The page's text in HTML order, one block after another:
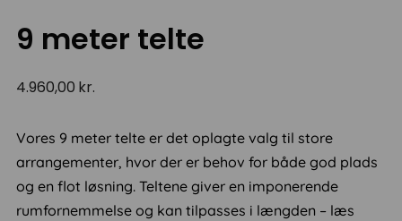
9 meter telte
4.960,00 kr.
Vores 9 meter telte er det oplagte valg til store
arrangementer, hvor der er behov for både god plads
og en flot løsning. Teltene giver en imponerende
rumfornemmelse og kan tilpasses i længden – læs